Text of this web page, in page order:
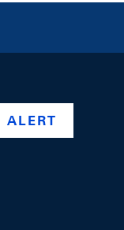
swiss-
ALERT